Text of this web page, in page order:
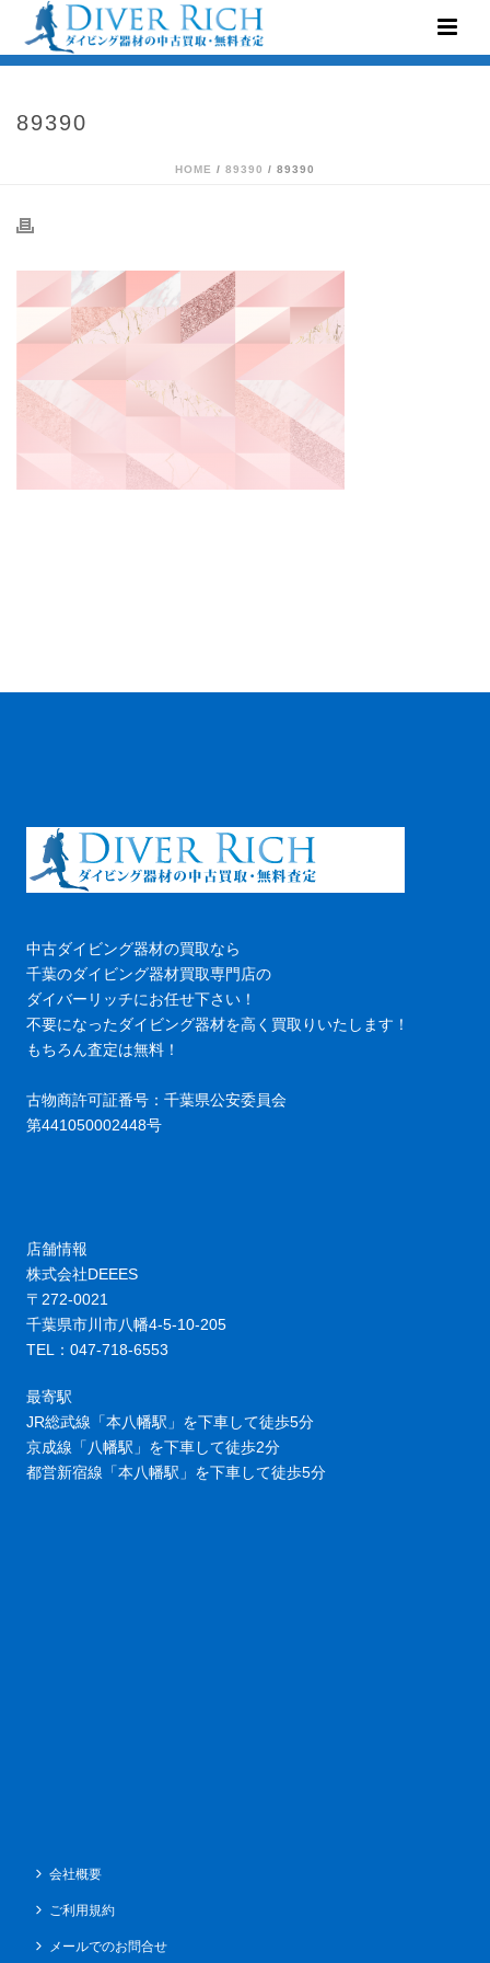
89390
HOME / 89390 / 89390
中古ダイビング器材の買取なら
千葉のダイビング器材買取専門店の
ダイバーリッチにお任せ下さい！
不要になったダイビング器材を高く買取りいたします！
もちろん査定は無料！
古物商許可証番号：千葉県公安委員会
第441050002448号
店舗情報
株式会社DEEES
〒272-0021
千葉県市川市八幡4-5-10-205
TEL：047-718-6553
最寄駅
JR総武線「本八幡駅」を下車して徒歩5分
京成線「八幡駅」を下車して徒歩2分
都営新宿線「本八幡駅」を下車して徒歩5分
会社概要
ご利用規約
メールでのお問合せ